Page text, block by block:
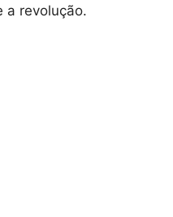
a revolução.